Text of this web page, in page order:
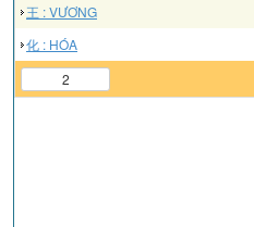
王 : VƯƠNG
化 : HÓA
2